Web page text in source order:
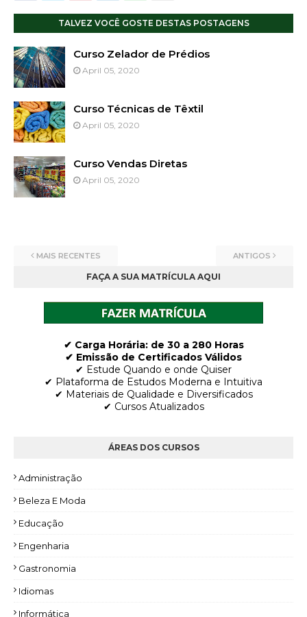
TALVEZ VOCÊ GOSTE DESTAS POSTAGENS
Curso Zelador de Prédios
April 05, 2020
Curso Técnicas de Têxtil
April 05, 2020
Curso Vendas Diretas
April 05, 2020
MAIS RECENTES ANTIGOS
FAÇA A SUA MATRÍCULA AQUI
✔ Carga Horária: de 30 a 280 Horas
✔ Emissão de Certificados Válidos
✔ Estude Quando e onde Quiser
✔ Plataforma de Estudos Moderna e Intuitiva
✔ Materiais de Qualidade e Diversificados
✔ Cursos Atualizados
ÁREAS DOS CURSOS
Administração
Beleza E Moda
Educação
Engenharia
Gastronomia
Idiomas
Informática